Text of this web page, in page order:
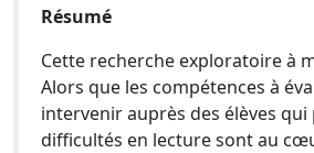
Résumé
Cette recherche exploratoire à
Alors que les compétences à
intervenir auprès des élèves
difficultés en lecture sont au